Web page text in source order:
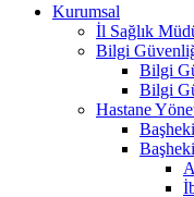
Kurumsal
İl Sağlık
Bilgi
Bilgi
Bilgi
Hastane